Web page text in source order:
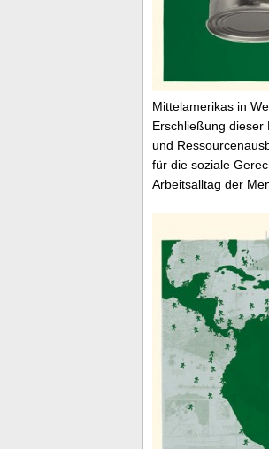
Mittelamerikas in
Erschließung dieser
und
für die soziale
Arbeitsalltag der